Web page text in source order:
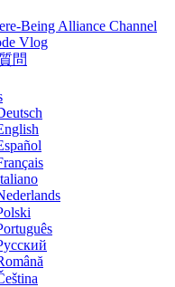
Being Alliance Channel
Vlog
問